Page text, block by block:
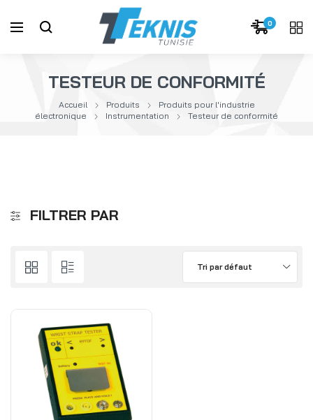
0
TESTEUR DE CONFORMITÉ
Accueil Produits
Produits pour l'industrie
électronique
Instrumentation Testeur de conformité
FILTRER PAR
Tri par défaut